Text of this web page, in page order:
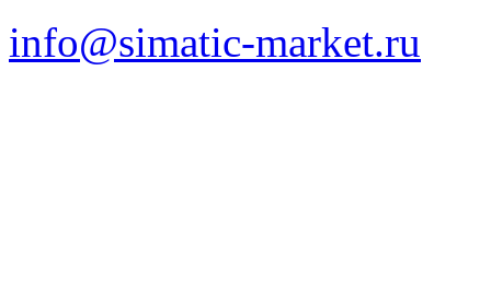
info@simatic-market.ru